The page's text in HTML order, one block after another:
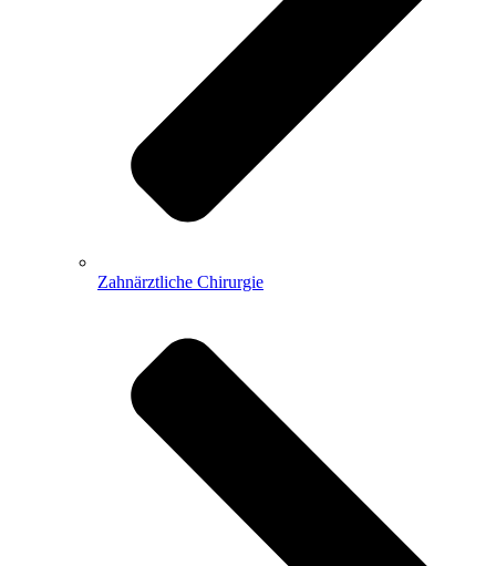
Zahnärztliche Chirurgie